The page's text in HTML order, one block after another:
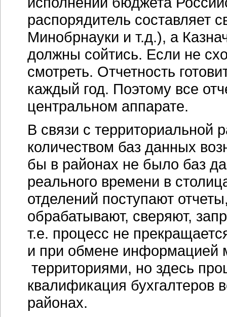
распорядитель составляет
Минобрнауки и т.д.), а
должны сойтись. Если не
смотреть. Отчетность
каждый год. Поэтому все
центральном аппарате.
В связи с территориальной
количеством баз данных
бы в районах не было баз
реального времени в
отделений поступают
обрабатывают, сверяют,
т.е. процесс не
и при обмене информацией
территориями, но здесь
квалификация бухгалтеров
районах.